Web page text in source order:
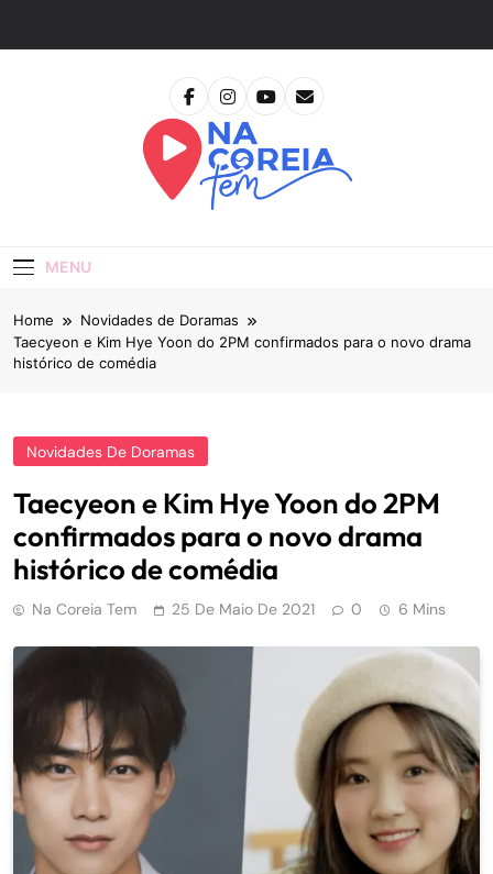
MENU
Home
Novidades de Doramas
Taecyeon e Kim Hye Yoon do 2PM confirmados para o novo drama
histórico de comédia
Novidades De Doramas
Taecyeon e Kim Hye Yoon do 2PM
confirmados para o novo drama
histórico de comédia
Na Coreia Tem 25 De Maio De 2021 0 6 Mins